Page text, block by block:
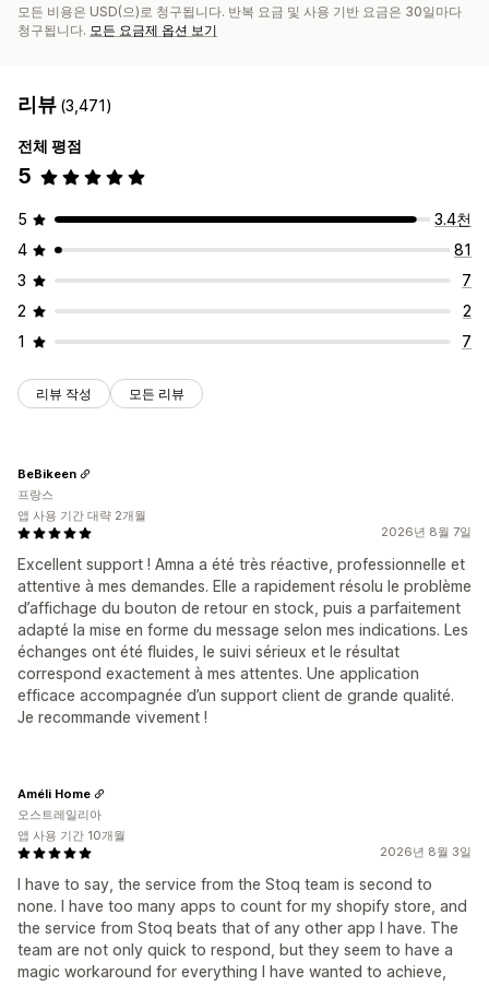
모든 비용은 USD(으)로 청구됩니다. 반복 요금 및 사용 기반 요금은 30일마다
청구됩니다. 모든 요금제 옵션 보기
리뷰 (3,471)
전체 평점
5
5
3.4천
4
81
3
7
2
2
1
7
리뷰 작성 모든 리뷰
2026년 8월 7일
Excellent support ! Amna a été très réactive, professionnelle et
attentive à mes demandes. Elle a rapidement résolu le problème
d’affichage du bouton de retour en stock, puis a parfaitement
adapté la mise en forme du message selon mes indications. Les
échanges ont été fluides, le suivi sérieux et le résultat
correspond exactement à mes attentes. Une application
efficace accompagnée d’un support client de grande qualité.
Je recommande vivement !
BeBikeen
프랑스
앱 사용 기간 대략 2개월
2026년 8월 3일
I have to say, the service from the Stoq team is second to
none. I have too many apps to count for my shopify store, and
the service from Stoq beats that of any other app I have. The
team are not only quick to respond, but they seem to have a
magic workaround for everything I have wanted to achieve,
Améli Home
오스트레일리아
앱 사용 기간 10개월